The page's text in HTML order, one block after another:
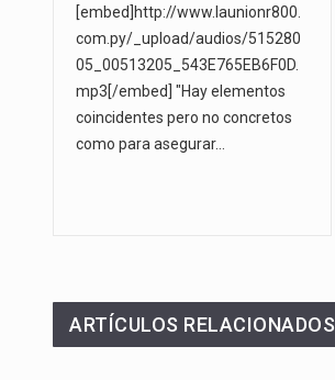
[embed]http://www.launionr800.
com.py/_upload/audios/515280
05_00513205_543E765EB6F0D.
mp3[/embed] "Hay elementos
coincidentes pero no concretos
como para asegurar…
ARTÍCULOS RELACIONADOS